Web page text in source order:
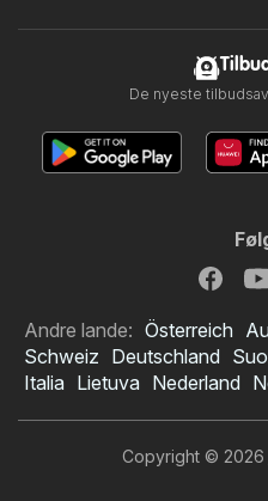
De nyeste
Andre lande: Österreich
Schweiz Deutschland
Italia Lietuva Nederland
Copyright © 2026